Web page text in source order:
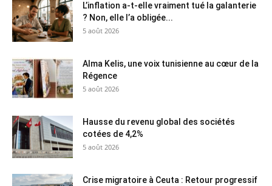
L’inflation a-t-elle vraiment tué la galanterie
? Non, elle l’a obligée...
5 août 2026
Alma Kelis, une voix tunisienne au cœur de la
Régence
5 août 2026
Hausse du revenu global des sociétés
cotées de 4,2%
5 août 2026
Crise migratoire à Ceuta : Retour progressif